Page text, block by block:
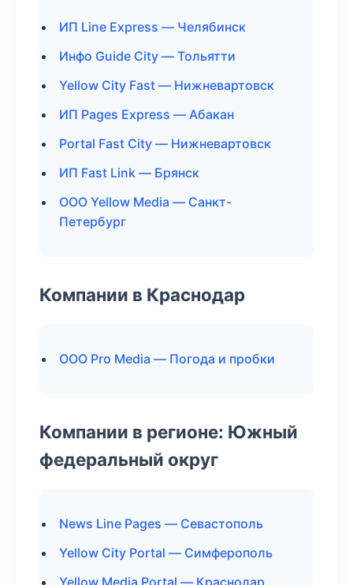
ИП Line Express — Челябинск
Инфо Guide City — Тольятти
Yellow City Fast — Нижневартовск
ИП Pages Express — Абакан
Portal Fast City — Нижневартовск
ИП Fast Link — Брянск
ООО Yellow Media — Санкт-
Петербург
Компании в Краснодар
ООО Pro Media — Погода и пробки
Компании в регионе: Южный
федеральный округ
News Line Pages — Севастополь
Yellow City Portal — Симферополь
Yellow Media Portal — Краснодар